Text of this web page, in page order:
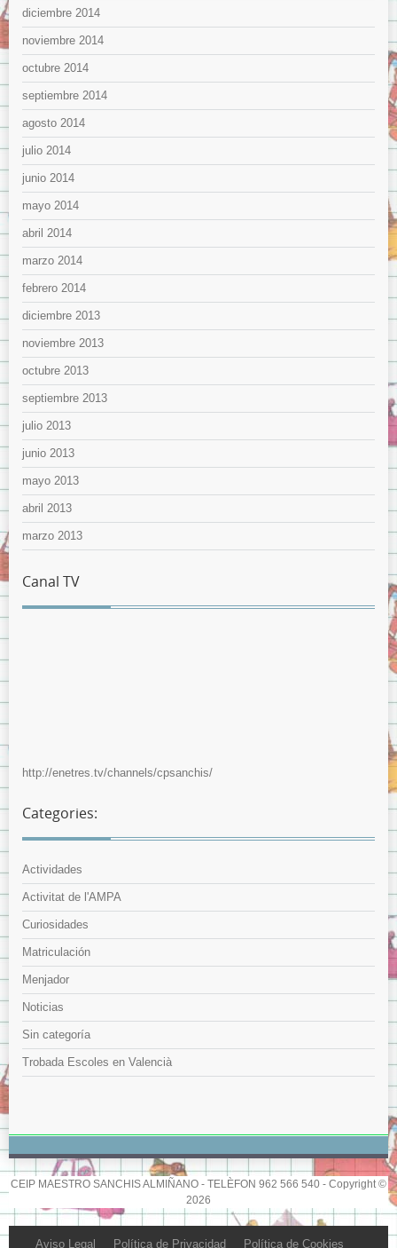
diciembre 2014
noviembre 2014
octubre 2014
septiembre 2014
agosto 2014
julio 2014
junio 2014
mayo 2014
abril 2014
marzo 2014
febrero 2014
diciembre 2013
noviembre 2013
octubre 2013
septiembre 2013
julio 2013
junio 2013
mayo 2013
abril 2013
marzo 2013
Canal TV
http://enetres.tv/channels/cpsanchis/
Categories:
Actividades
Activitat de l'AMPA
Curiosidades
Matriculación
Menjador
Noticias
Sin categoría
Trobada Escoles en Valencià
CEIP MAESTRO SANCHIS ALMIÑANO - TELÈFON 962 566 540 - Copyright ©
2026
Aviso Legal Política de Privacidad Política de Cookies